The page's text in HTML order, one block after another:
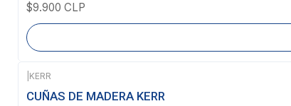
$9.900 CLP
-9% OFF
KERR
CUÑAS DE MADERA KERR